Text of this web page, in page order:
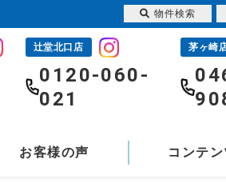
辻堂北口店
0120-060-
021
茅ヶ崎
お客様の声 コンテン
物件検索